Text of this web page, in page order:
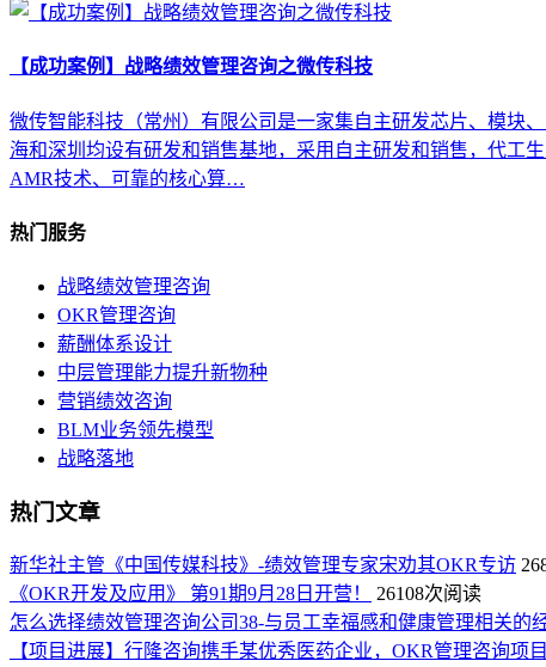
【成功案例】战略绩效管理咨询之微传科技
微传智能科技（常州）有限公司是一家集自主研发芯片、模块
海和深圳均设有研发和销售基地，采用自主研发和销售，代工
AMR技术、可靠的核心算…
热门服务
战略绩效管理咨询
OKR管理咨询
薪酬体系设计
中层管理能力提升新物种
营销绩效咨询
BLM业务领先模型
战略落地
热门文章
新华社主管《中国传媒科技》-绩效管理专家宋劝其OKR专访
《OKR开发及应用》 第91期9月28日开营！
26108次阅读
怎么选择绩效管理咨询公司38-与员工幸福感和健康管理相关的
【项目进展】行隆咨询携手某优秀医药企业，OKR管理咨询项